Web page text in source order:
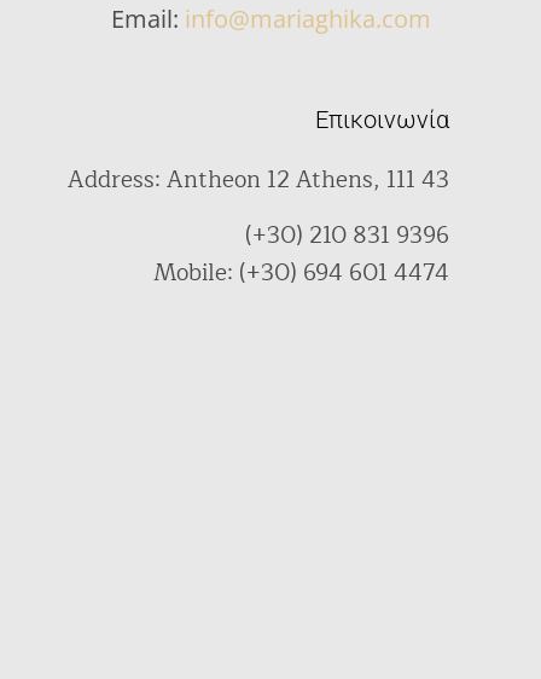
Επικοινωνία
Address: Antheon 12 Athens, 111 43
(+30) 210 831 9396
Mobile: (+30) 694 601 4474
Email: info@mariaghika.com